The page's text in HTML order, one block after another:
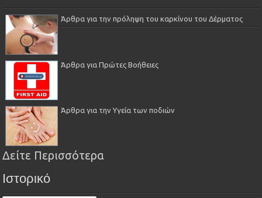
Άρθρα για την πρόληψη του καρκίνου του Δέρματος
Άρθρα για Πρώτες Βοήθειες
Άρθρα για την Υγεία των ποδιών
Δείτε Περισσότερα
Ιστορικό